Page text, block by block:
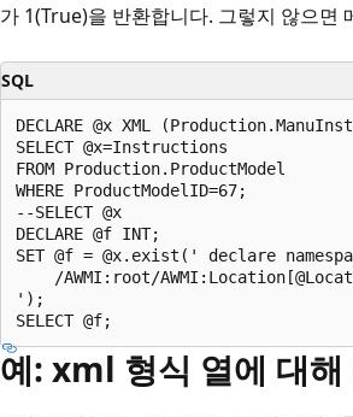
가 1(True)을 반환합니다. 그렇지 않으면
SQL
DECLARE @x XML
SELECT @x=Instructions
FROM Production.ProductModel
WHERE ProductModelID=67;
--SELECT @x
DECLARE @f INT;
SET @f = @x.exist(' declare
/AWMI:root/
');
예: xml 형식 열에 대